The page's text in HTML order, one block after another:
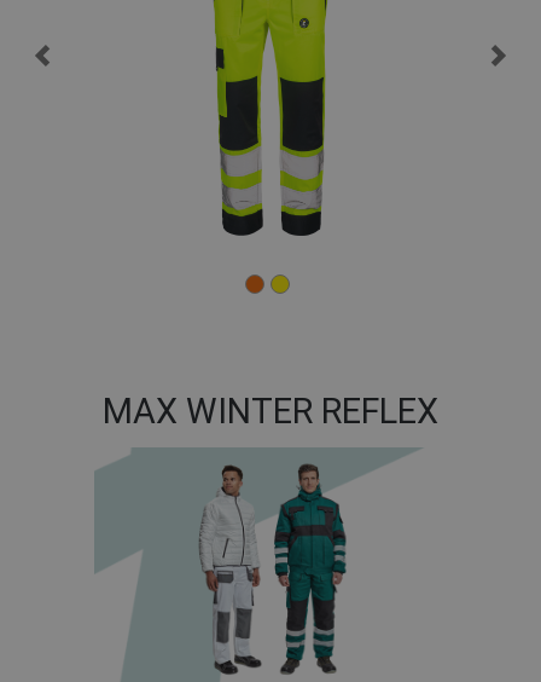
MAX WINTER REFLEX